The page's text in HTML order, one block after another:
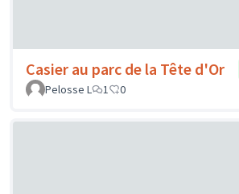
Casier au parc de la Tête d'Or
Pelosse L
1 0